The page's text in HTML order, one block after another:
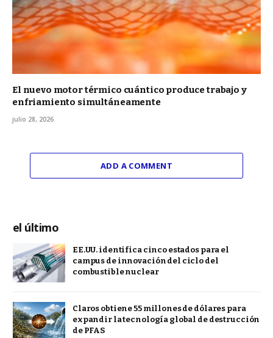
El nuevo motor térmico cuántico produce trabajo y
enfriamiento simultáneamente
julio 28, 2026
ADD A COMMENT
el último
EE.UU. identifica cinco estados para el
campus de innovación del ciclo del
combustible nuclear
Claros obtiene 55 millones de dólares para
expandir la tecnología global de destrucción
de PFAS